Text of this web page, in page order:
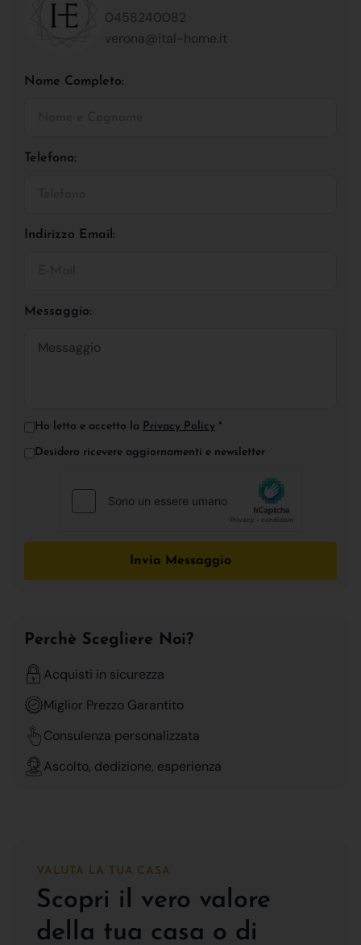
0458240082
verona@ital-home.it
Nome Completo:
Telefono:
Indirizzo Email:
Messaggio:
Ho letto e accetto la Privacy Policy *
Desidero ricevere aggiornamenti e newsletter
Invia Messaggio
Perchè Scegliere Noi?
Acquisti in sicurezza
Miglior Prezzo Garantito
Consulenza personalizzata
Ascolto, dedizione, esperienza
VALUTA LA TUA CASA
Scopri il vero valore
della tua casa o di